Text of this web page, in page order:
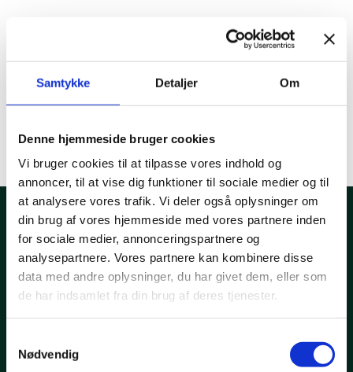
Samtykke Detaljer Om
Denne hjemmeside bruger cookies
Vi bruger cookies til at tilpasse vores indhold og
annoncer, til at vise dig funktioner til sociale medier og til
at analysere vores trafik. Vi deler også oplysninger om
din brug af vores hjemmeside med vores partnere inden
for sociale medier, annonceringspartnere og
analysepartnere. Vores partnere kan kombinere disse
data med andre oplysninger, du har givet dem, eller som
de har indsamlet fra din brug af deres tjenester.
Nødvendig
Vi vil altid gerne modtage uopfordrede
Har du spørgsmål eller
brug for hjælp?